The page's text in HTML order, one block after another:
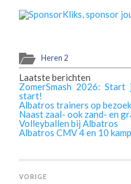
Heren 2
Laatste berichten
ZomerSmash 2026:
start!
Albatros trainers op
Naast zaal- ook zand- en
Volleyballen bij Albatros
Albatros CMV 4 en 10
VORIGE